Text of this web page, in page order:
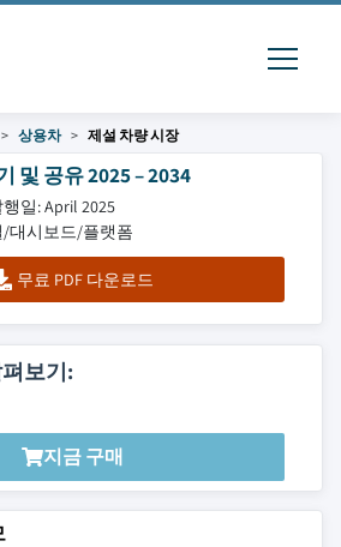
상용차 제설 차량 시장
및 공유 2025 – 2034
행일: April 2025
/대시보드/플랫폼
무료 PDF 다운로드
보기:
지금 구매